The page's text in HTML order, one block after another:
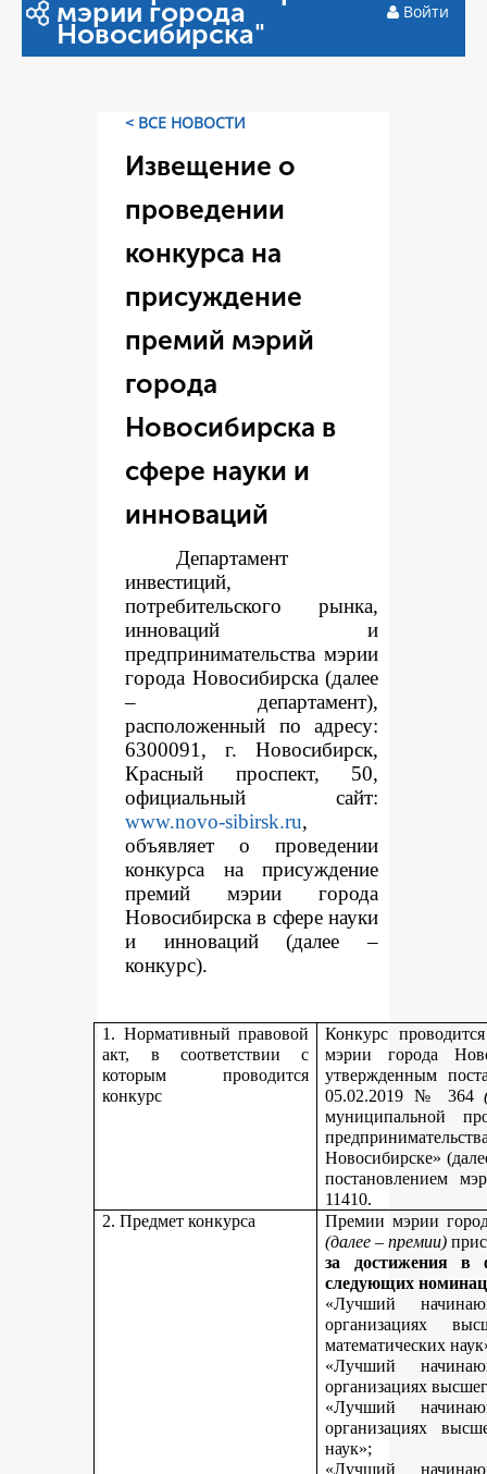
мэрии города
Новосибирска"
Войти
< ВСЕ НОВОСТИ
Извещение о
проведении
конкурса на
присуждение
премий мэрий
города
Новосибирска в
сфере науки и
инноваций
Департамент
инвестиций,
потребительского рынка,
инноваций и
предпринимательства мэрии
города Новосибирска (далее
– департамент),
расположенный по адресу:
6300091, г. Новосибирск,
Красный проспект, 50,
официальный сайт:
www.novo-sibirsk.ru,
объявляет о проведении
конкурса на присуждение
премий мэрии города
Новосибирска в сфере науки
и инноваций (далее –
конкурс).
1. Нормативный правовой
акт, в соответствии с
которым проводится
конкурс
Конкурс
мэрии города
утвержденным
05.02.2019 № 364
муниципальной
Новосибирске»
постановлением
11410.
2. Предмет конкурса
Премии мэрии
(далее – премии)
за достижения в
следующих
«Лучший
организациях
математических
«Лучший
организациях
«Лучший
организациях
наук»;
«Лучший